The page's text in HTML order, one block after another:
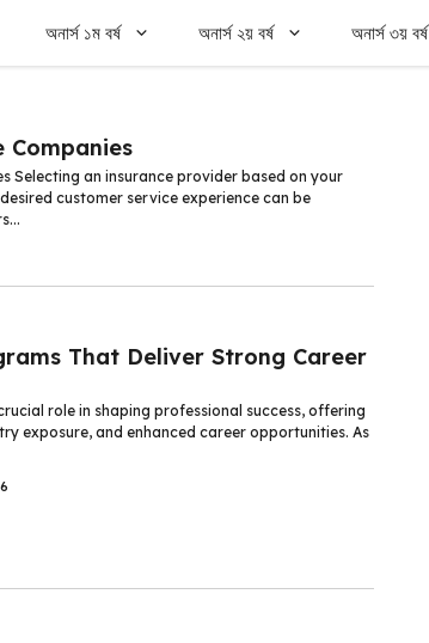
অনার্স ১ম বর্ষ অনার্স ২য় বর্ষ অনার্স ৩য় বর্ষ
Companies
Selecting an insurance provider based on your
customer service experience can be
That Deliver Strong Career
role in shaping professional success, offering
exposure, and enhanced career opportunities. As